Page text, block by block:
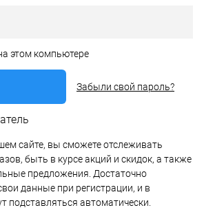
этом компьютере
Забыли свой пароль?
сайте, вы сможете отслеживать
быть в курсе акций и скидок, а также
предложения. Достаточно
данные при регистрации, и в
подставляться автоматически.